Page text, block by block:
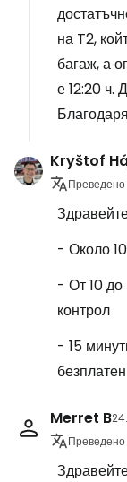
на T2,
багаж, а
е 12:20 ч.
Kryštof
- Около
- От 10 до
контрол
- 15
Merret B